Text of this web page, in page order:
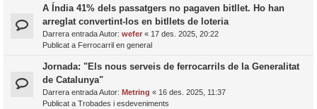
A Índia 41% dels passatgers no pagaven bitllet. Ho han
arreglat convertint-los en bitllets de loteria
Darrera entrada Autor: wefer « 17 des. 2025, 20:22
Publicat a Ferrocarril en general
Jornada: "Els nous serveis de ferrocarrils de la Generalitat
de Catalunya"
Darrera entrada Autor: Metring « 16 des. 2025, 11:37
Publicat a Trobades i esdeveniments